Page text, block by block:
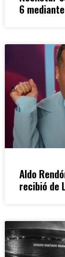
6
Aldo
recibió de